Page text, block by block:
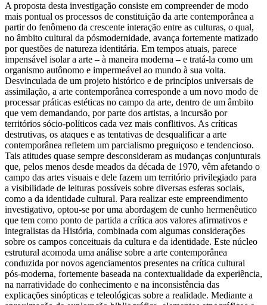
A proposta desta investigação consiste em compreender de modo
mais pontual os processos de constituição da arte contemporânea a
partir do fenômeno da crescente interação entre as culturas, o qual,
no âmbito cultural da pósmodernidade, avança fortemente matizado
por questões de natureza identitária. Em tempos atuais, parece
impensável isolar a arte – à maneira moderna – e tratá-la como um
organismo autônomo e impermeável ao mundo à sua volta.
Desvinculada de um projeto histórico e de princípios universais de
assimilação, a arte contemporânea corresponde a um novo modo de
processar práticas estéticas no campo da arte, dentro de um âmbito
que vem demandando, por parte dos artistas, a incursão por
territórios sócio-políticos cada vez mais conflitivos. As críticas
destrutivas, os ataques e as tentativas de desqualificar a arte
contemporânea refletem um parcialismo preguiçoso e tendencioso.
Tais atitudes quase sempre desconsideram as mudanças conjunturais
que, pelos menos desde meados da década de 1970, vêm afetando o
campo das artes visuais e dele fazem um território privilegiado para
a visibilidade de leituras possíveis sobre diversas esferas sociais,
como a da identidade cultural. Para realizar este empreendimento
investigativo, optou-se por uma abordagem de cunho hermenêutico
que tem como ponto de partida a crítica aos valores afirmativos e
integralistas da História, combinada com algumas considerações
sobre os campos conceituais da cultura e da identidade. Este núcleo
estrutural acomoda uma análise sobre a arte contemporânea
conduzida por novos agenciamentos presentes na crítica cultural
pós-moderna, fortemente baseada na contextualidade da experiência,
na narratividade do conhecimento e na inconsistência das
explicações sinópticas e teleológicas sobre a realidade. Mediante a